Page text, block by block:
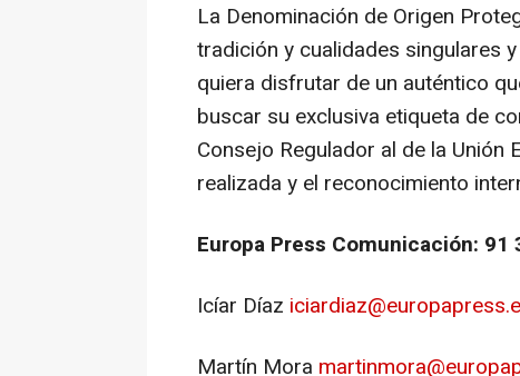
La Denominación de Origen
tradición y cualidades singulares
quiera disfrutar de un auténtico
buscar su exclusiva etiqueta de
Consejo Regulador al de la Unión
realizada y el reconocimiento
Europa Press Comunicación: 91
Icíar Díaz
Martín Mora